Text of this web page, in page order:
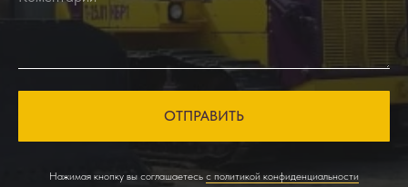
ОТПРАВИТЬ
Нажимая кнопку вы соглашаетесь с политикой конфиденциальности